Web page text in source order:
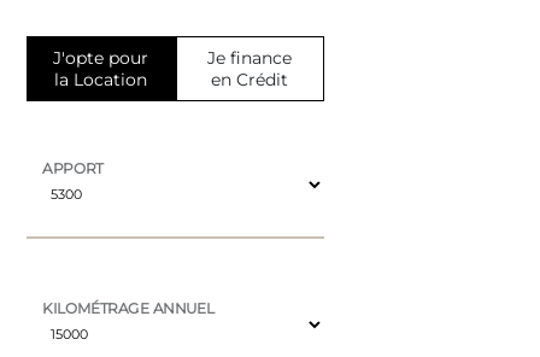
J'opte pour
la Location
Je finance
en Crédit
APPORT
KILOMÉTRAGE ANNUEL